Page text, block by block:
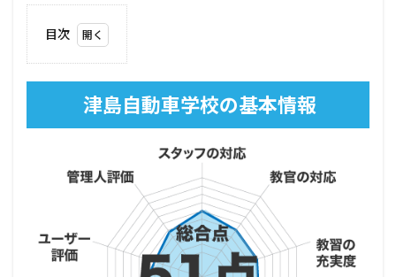
目次
自動
車学
校の
津島自動車学校の基本情報